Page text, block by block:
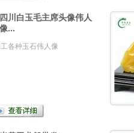
四川白玉毛主席头像伟人
像...
各种玉石伟人像